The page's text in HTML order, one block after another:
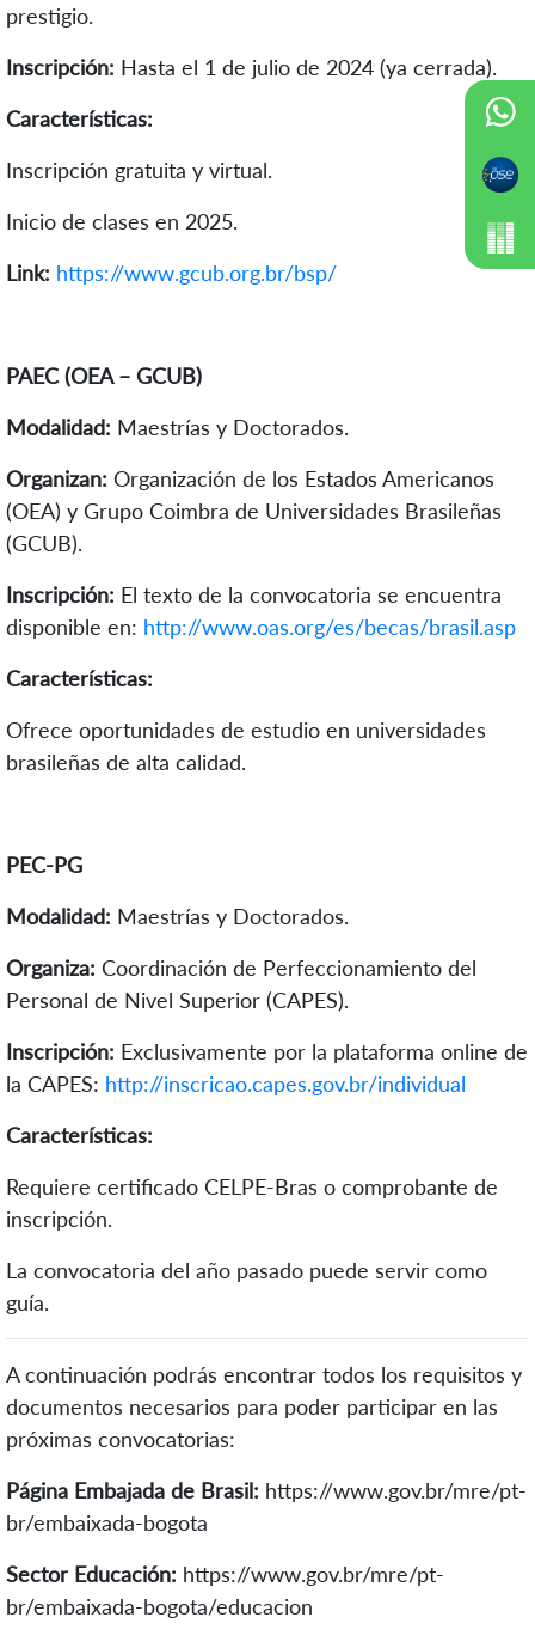
prestigio.
Inscripción: Hasta el 1 de julio de 2024 (ya cerrada).
Características:
Inscripción gratuita y virtual.
Inicio de clases en 2025.
Link: https://www.gcub.org.br/bsp/
PAEC (OEA – GCUB)
Modalidad: Maestrías y Doctorados.
Organizan: Organización de los Estados Americanos
(OEA) y Grupo Coimbra de Universidades Brasileñas
(GCUB).
Inscripción: El texto de la convocatoria se encuentra
disponible en: http://www.oas.org/es/becas/brasil.asp
Características:
Ofrece oportunidades de estudio en universidades
brasileñas de alta calidad.
PEC-PG
Modalidad: Maestrías y Doctorados.
Organiza: Coordinación de Perfeccionamiento del
Personal de Nivel Superior (CAPES).
Inscripción: Exclusivamente por la plataforma online de
la CAPES: http://inscricao.capes.gov.br/individual
Características:
Requiere certificado CELPE-Bras o comprobante de
inscripción.
La convocatoria del año pasado puede servir como
guía.
A continuación podrás encontrar todos los requisitos y
documentos necesarios para poder participar en las
próximas convocatorias:
Página Embajada de Brasil: https://www.gov.br/mre/pt-
br/embaixada-bogota
Sector Educación: https://www.gov.br/mre/pt-
br/embaixada-bogota/educacion